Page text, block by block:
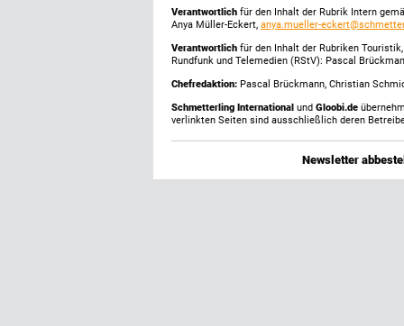
Verantwortlich für den Inhalt der Rubrik Intern
Anya Müller-Eckert, anya.mueller-
Verantwortlich für den Inhalt der Rubriken
Rundfunk und Telemedien (RStV): Pascal
Chefredaktion: Pascal Brückmann, Christian
Schmetterling International und Gloobi.de
verlinkten Seiten sind ausschließlich deren
Newsletter